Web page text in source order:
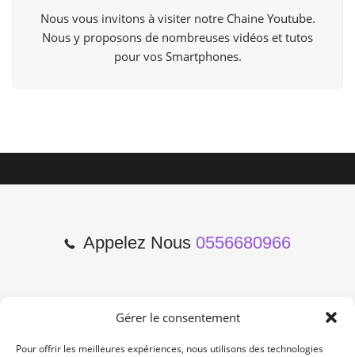
Gérer le consentement
Pour offrir les meilleures expériences, nous utilisons des technologies
Nous vous invitons à visiter notre Chaine Youtube.
Nous y proposons de nombreuses vidéos et tutos
pour vos Smartphones.
Appelez Nous 0556680966
2 Cours de l'Yser 33800
Bordeaux